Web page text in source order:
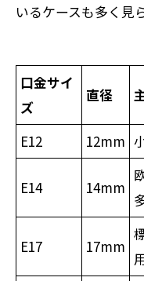
いるケースも多く見
口金サイ
ズ
直径
E12 12mm
E14 14mm
E17 17mm